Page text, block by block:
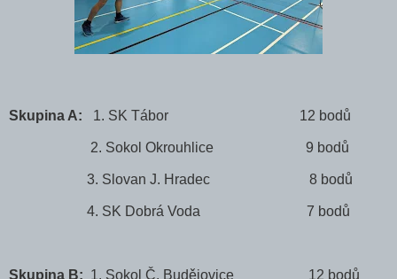
Skupina A: 1. SK Tábor 12 bodů
2. Sokol Okrouhlice 9 bodů
3. Slovan J. Hradec 8 bodů
4. SK Dobrá Voda 7 bodů
Skupina B: 1. Sokol Č. Budějovice 12 bodů